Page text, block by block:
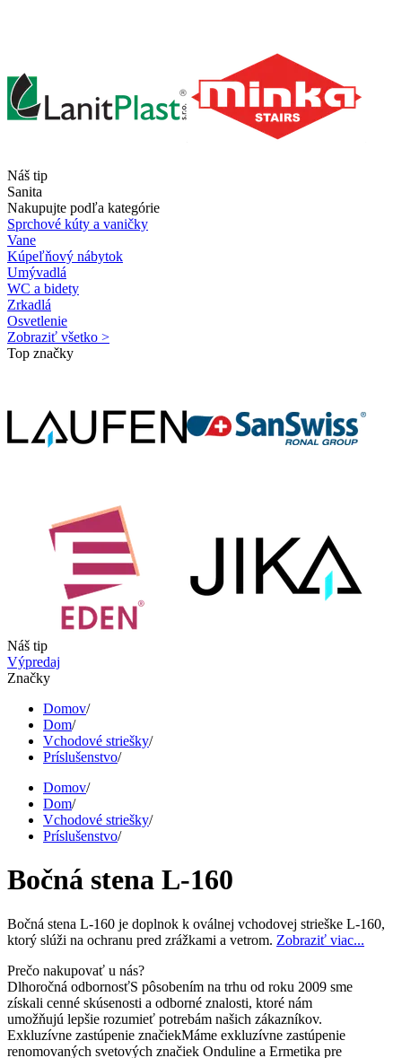
Náš tip
Sanita
Nakupujte podľa kategórie
Sprchové kúty a vaničky
Vane
Kúpeľňový nábytok
Umývadlá
WC a bidety
Zrkadlá
Osvetlenie
Zobraziť všetko >
Top značky
Náš tip
Výpredaj
Značky
Domov/
Dom/
Vchodové striešky/
Príslušenstvo/
Domov/
Dom/
Vchodové striešky/
Príslušenstvo/
Bočná stena L-160
Bočná stena L-160 je doplnok k oválnej vchodovej strieške L-160,
ktorý slúži na ochranu pred zrážkami a vetrom. Zobraziť viac...
Prečo nakupovať u nás?
Dlhoročná odbornosťS pôsobením na trhu od roku 2009 sme
získali cenné skúsenosti a odborné znalosti, ktoré nám
umožňujú lepšie rozumieť potrebám našich zákazníkov.
Exkluzívne zastúpenie značiekMáme exkluzívne zastúpenie
renomovaných svetových značiek Onduline a Ermetika pre